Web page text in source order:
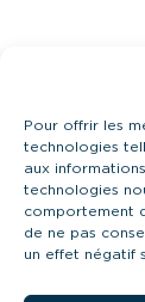
Pour offrir les
technologies
aux
technologies
comportement
de ne pas
un effet négatif